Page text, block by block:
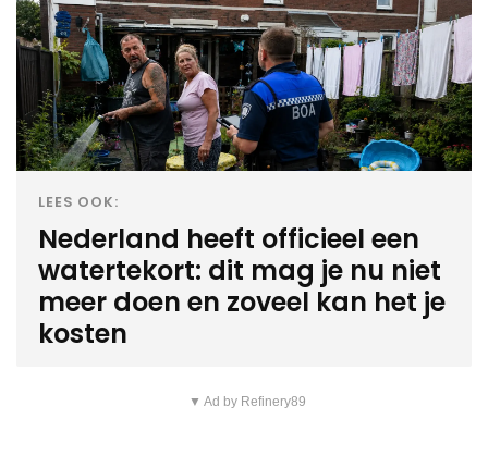
LEES OOK:
Nederland heeft officieel een
watertekort: dit mag je nu niet
meer doen en zoveel kan het je
kosten
▼ Ad by Refinery89